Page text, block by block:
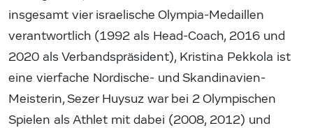
insgesamt vier israelische Olympia-Medaillen
verantwortlich (1992 als Head-Coach, 2016 und
2020 als Verbandspräsident), Kristina Pekkola ist
eine vierfache Nordische- und Skandinavien-
Meisterin, Sezer Huysuz war bei 2 Olympischen
Spielen als Athlet mit dabei (2008, 2012) und